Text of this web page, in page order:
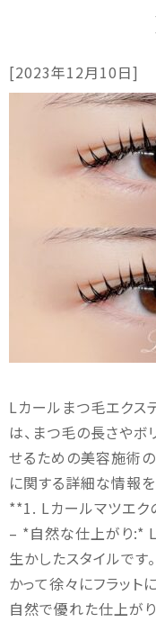
[2023年12月10日]
Lカールまつ毛エクス
は、まつ毛の長さや
せるための美容施術の
に関する詳細な情報を
**1. Lカールマツエ
– *自然な仕上がり:*
生かしたスタイルです
かって徐々にフラット
自然で優れた仕上が